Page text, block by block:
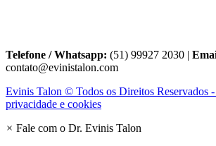
Telefone / Whatsapp: (51) 99927 2030 |
contato@evinistalon.com
Evinis Talon © Todos os Direitos Reservados
privacidade e cookies
× Fale com o Dr. Evinis Talon